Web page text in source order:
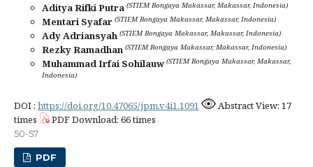
Aditya Rifki Putra (STIEM Bongaya Makassar, Makassar, Indonesia)
Mentari Syafar (STIEM Bongaya Makassar, Makassar, Indonesia)
Ady Adriansyah (STIEM Bongaya Makassar, Makassar, Indonesia)
Rezky Ramadhan (STIEM Bongaya Makassar, Makassar, Indonesia)
Muhammad Irfai Sohilauw (STIEM Bongaya Makassar, Makassar,
Indonesia)
DOI : https://doi.org/10.47065/jpm.v4i1.1091
Abstract View: 17
times
PDF Download: 66 times
50-57
PDF